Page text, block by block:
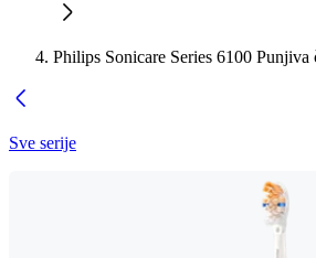
Philips Sonicare Series 6100 Punjiva
Sve serije